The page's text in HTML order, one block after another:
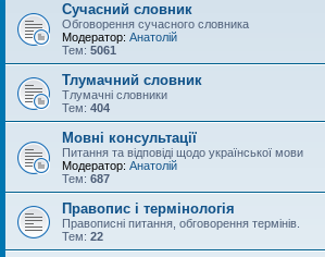
Сучасний словник
Обговорення сучасного словника
Модератор: Анатолій
Тем: 5061
Тлумачний словник
Тлумачні словники
Тем: 404
Мовні консультації
Питання та відповіді щодо української мови
Модератор: Анатолій
Тем: 687
Правопис і термінологія
Правописні питання, обговорення термінів.
Тем: 22